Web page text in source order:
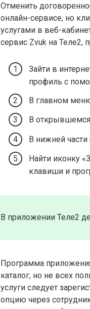
Отменить
онлайн-сервисе, но
услугами в веб-
сервис Zvuk на Теле2,
Зайти в
профиль с
В главном
В
В нижней
Найти иконку
клавиши и
В приложении Теле2
Программа
каталог, но не всех
услуги следует
опцию через